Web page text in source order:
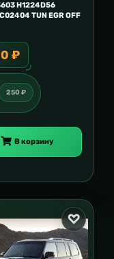
H1224D56
TUN EGR OFF
₽
250 ₽
В корзину